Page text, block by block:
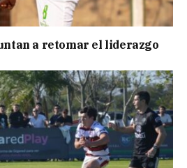
a retomar el liderazgo